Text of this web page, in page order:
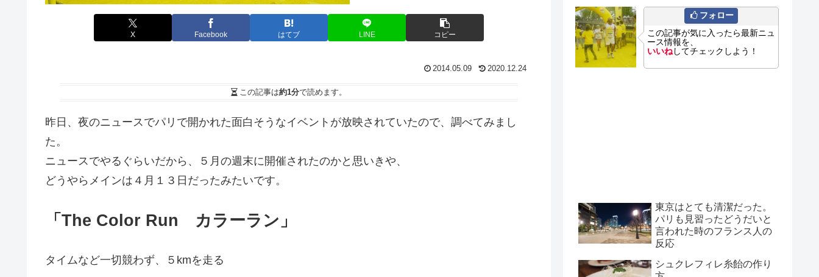
X Facebook はてブ LINE コピー
2014.05.09 2020.12.24
この記事は約1分で読めます。
昨日、夜のニュースでパリで開かれた面白そうなイベントが放映されていたので、調べてみまし
た。
ニュースでやるぐらいだから、５月の週末に開催されたのかと思いきや、
どうやらメインは４月１３日だったみたいです。
「The Color Run カラーラン」
タイムなど一切競わず、５kmを走る
フォロー
この記事が気に入ったら最新ニュ
ース情報を、
いいねしてチェックしよう！
東京はとても清潔だった。
パリも見習ったどうだいと
言われた時のフランス人の
反応
シュクレフィレ糸飴の作り